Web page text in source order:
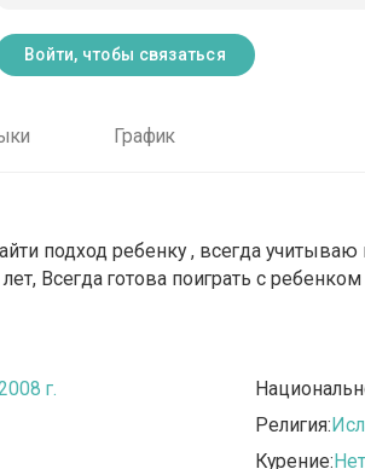
Войти, чтобы связаться
График
подход ребенку , всегда
Всегда готова поиграть с ребенком
г.
Религия:
Курение:Нет